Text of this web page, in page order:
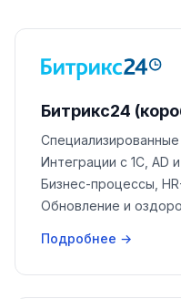
Битрикс24
Интеграции с 1С, AD
Бизнес-процессы,
Обновление и
Подробнее →